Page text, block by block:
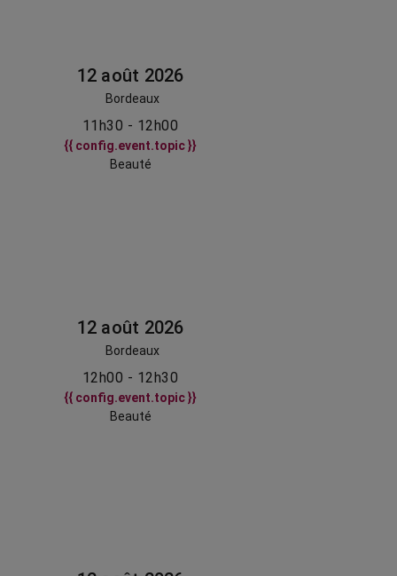
12 août 2026
Bordeaux
11h30 - 12h00
{{ config.event.topic }}
Beauté
12 août 2026
Bordeaux
12h00 - 12h30
{{ config.event.topic }}
Beauté